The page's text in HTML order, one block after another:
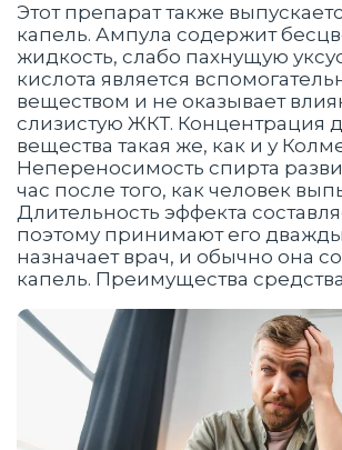
Этот препарат также
капель. Ампула содержит
жидкость, слабо пахнущую
кислота является
веществом и не оказывает
слизистую ЖКТ. Концентрация
вещества такая же, как и у
Непереносимость спирта
час после того, как человек
Длительность эффекта
поэтому принимают его
назначает врач, и обычно она
капель. Преимущества